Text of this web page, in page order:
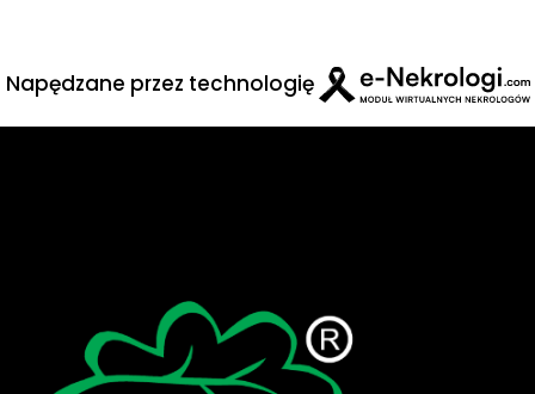
Napędzane przez technologię